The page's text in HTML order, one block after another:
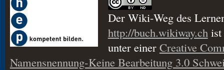
Der Wiki-Weg des
http://buch.wikiway.chist
unter einer Creative
Namensnennung-Keine Bearbeitung 3.0